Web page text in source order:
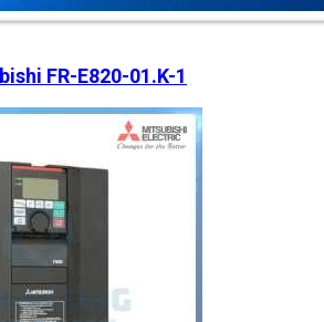
FR-E820-01.K-1